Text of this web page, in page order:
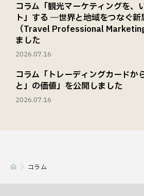
コラム「観光マーケティングを、
ト」する ―世界と地域をつなぐ新
（Travel Professional
ました
2026.07.16
コラム「トレーディングカードか
と」の価値」を公開しました
2026.07.16
コラム